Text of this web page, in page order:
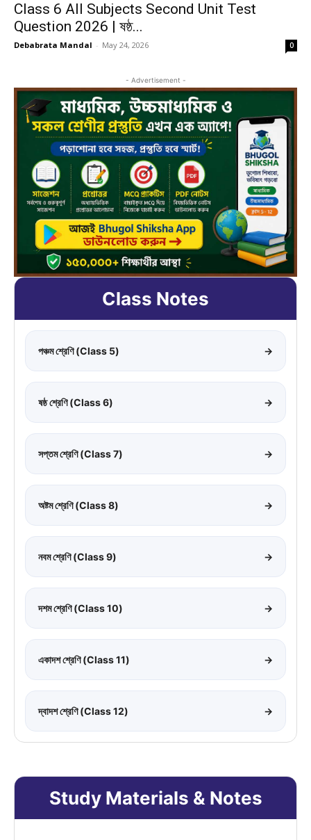
Class 6 All Subjects Second Unit Test
Question 2026 | ষষ্ঠ...
Debabrata Mandal - May 24, 2026 0
- Advertisement -
Class Notes
পঞ্চম শ্রেণি (Class 5) →
ষষ্ঠ শ্রেণি (Class 6) →
সপ্তম শ্রেণি (Class 7) →
অষ্টম শ্রেণি (Class 8) →
নবম শ্রেণি (Class 9) →
দশম শ্রেণি (Class 10) →
একাদশ শ্রেণি (Class 11) →
দ্বাদশ শ্রেণি (Class 12) →
Study Materials & Notes